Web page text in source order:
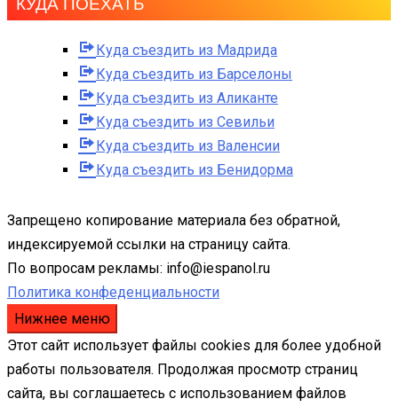
КУДА ПОЕХАТЬ
Куда съездить из Мадрида
Куда съездить из Барселоны
Куда съездить из Аликанте
Куда съездить из Севильи
Куда съездить из Валенсии
Куда съездить из Бенидорма
Запрещено копирование материала без обратной,
индексируемой ссылки на страницу сайта.
По вопросам рекламы: info@iespanol.ru
Политика конфеденциальности
Нижнее меню
Этот сайт использует файлы cookies для более удобной
работы пользователя. Продолжая просмотр страниц
сайта, вы соглашаетесь с использованием файлов